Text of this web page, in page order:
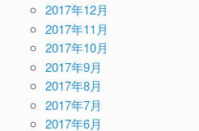
2017年12月
2017年11月
2017年10月
2017年9月
2017年8月
2017年7月
2017年6月